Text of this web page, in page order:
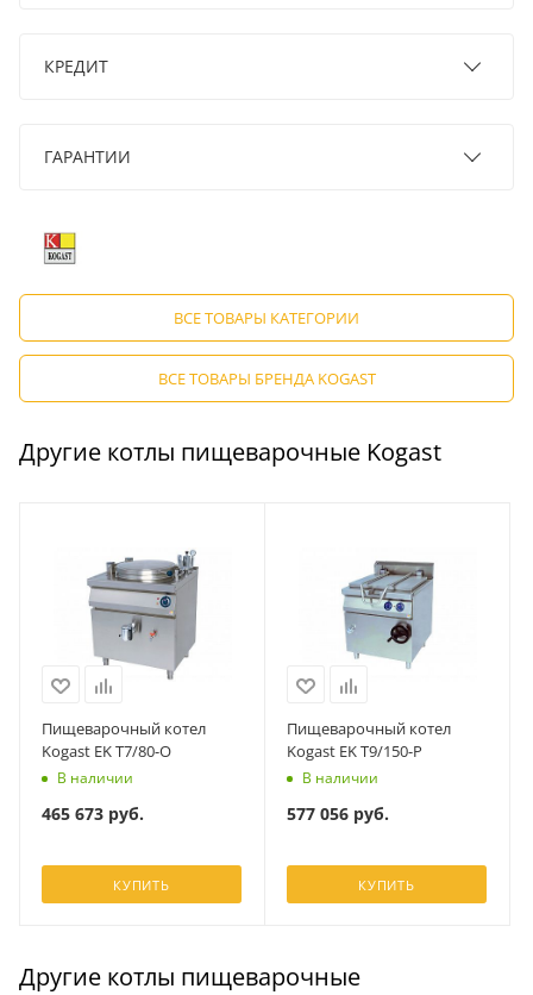
КРЕДИТ
ГАРАНТИИ
ВСЕ ТОВАРЫ КАТЕГОРИИ
ВСЕ ТОВАРЫ БРЕНДА KOGAST
Другие котлы пищеварочные Kogast
Пищеварочный котел
Kogast EK T7/80-O
В наличии
465 673 руб.
КУПИТЬ
Пищеварочный котел
Kogast EK T9/150-P
В наличии
577 056 руб.
КУПИТЬ
Другие котлы пищеварочные